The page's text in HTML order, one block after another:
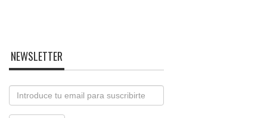
NEWSLETTER
Email